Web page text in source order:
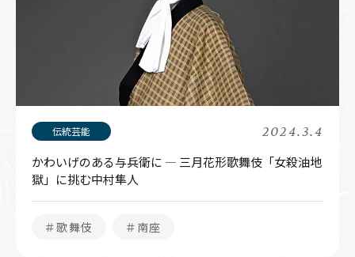
2024.3.4
かわいげのある与兵衛に ― 三月花形歌舞伎「女殺油地
獄」に挑む中村隼人
＃歌舞伎 ＃南座